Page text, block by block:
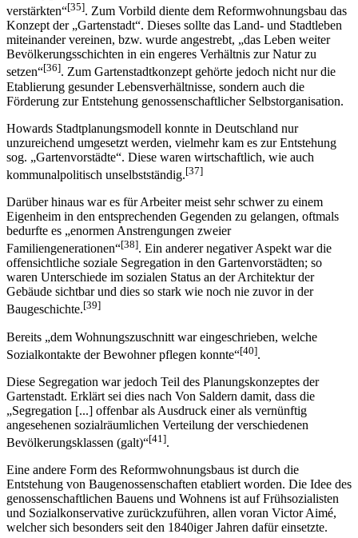
verstärkten“[35]. Zum Vorbild diente dem Reformwohnungsbau das
Konzept der „Gartenstadt“. Dieses sollte das Land- und Stadtleben
miteinander vereinen, bzw. wurde angestrebt, „das Leben weiter
Bevölkerungsschichten in ein engeres Verhältnis zur Natur zu
setzen“[36]. Zum Gartenstadtkonzept gehörte jedoch nicht nur die
Etablierung gesunder Lebensverhältnisse, sondern auch die
Förderung zur Entstehung genossenschaftlicher Selbstorganisation.
Howards Stadtplanungsmodell konnte in Deutschland nur
unzureichend umgesetzt werden, vielmehr kam es zur Entstehung
sog. „Gartenvorstädte“. Diese waren wirtschaftlich, wie auch
kommunalpolitisch unselbstständig.[37]
Darüber hinaus war es für Arbeiter meist sehr schwer zu einem
Eigenheim in den entsprechenden Gegenden zu gelangen, oftmals
bedurfte es „enormen Anstrengungen zweier
Familiengenerationen“[38]. Ein anderer negativer Aspekt war die
offensichtliche soziale Segregation in den Gartenvorstädten; so
waren Unterschiede im sozialen Status an der Architektur der
Gebäude sichtbar und dies so stark wie noch nie zuvor in der
Baugeschichte.[39]
Bereits „dem Wohnungszuschnitt war eingeschrieben, welche
Sozialkontakte der Bewohner pflegen konnte“[40].
Diese Segregation war jedoch Teil des Planungskonzeptes der
Gartenstadt. Erklärt sei dies nach Von Saldern damit, dass die
„Segregation [...] offenbar als Ausdruck einer als vernünftig
angesehenen sozialräumlichen Verteilung der verschiedenen
Bevölkerungsklassen (galt)“[41].
Eine andere Form des Reformwohnungsbaus ist durch die
Entstehung von Baugenossenschaften etabliert worden. Die Idee des
genossenschaftlichen Bauens und Wohnens ist auf Frühsozialisten
und Sozialkonservative zurückzuführen, allen voran Victor Aimé,
welcher sich besonders seit den 1840iger Jahren dafür einsetzte.